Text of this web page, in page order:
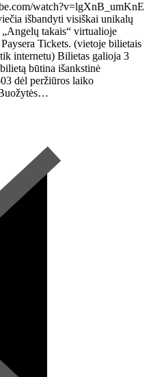
watch?v=lgXnB_umKnE
išbandyti visiškai unikalų
takais“ virtualioje
Tickets. (vietoje bilietais
internetu) Bilietas galioja 3
būtina išankstinė
dėl peržiūros laiko